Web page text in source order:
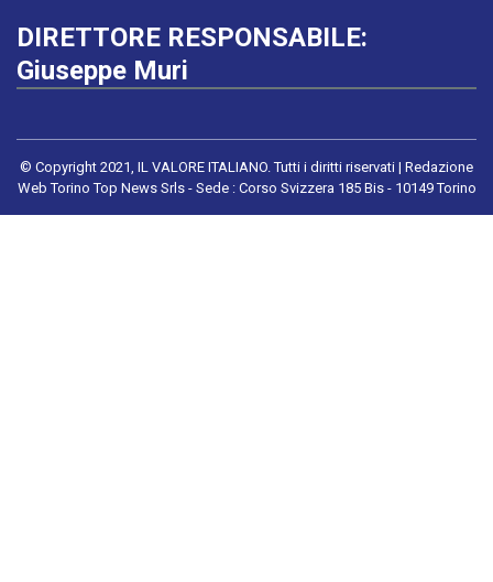
DIRETTORE RESPONSABILE:
Giuseppe Muri
© Copyright 2021, IL VALORE ITALIANO. Tutti i diritti riservati | Redazione
Web Torino Top News Srls - Sede : Corso Svizzera 185 Bis - 10149 Torino